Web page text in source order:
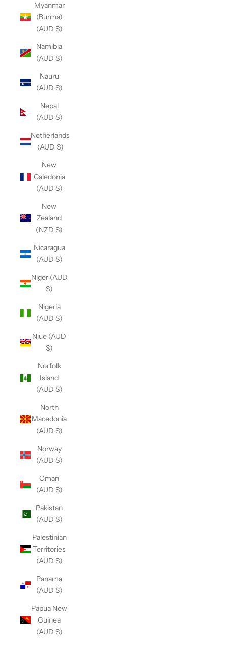
Myanmar
(Burma)
(AUD $)
Namibia
(AUD $)
Nauru
(AUD $)
Nepal
(AUD $)
Netherlands
(AUD $)
New
Caledonia
(AUD $)
New
Zealand
(NZD $)
Nicaragua
(AUD $)
Niger (AUD
$)
Nigeria
(AUD $)
Niue (AUD
$)
Norfolk
Island
(AUD $)
North
Macedonia
(AUD $)
Norway
(AUD $)
Oman
(AUD $)
Pakistan
(AUD $)
Palestinian
Territories
(AUD $)
Panama
(AUD $)
Papua New
Guinea
(AUD $)